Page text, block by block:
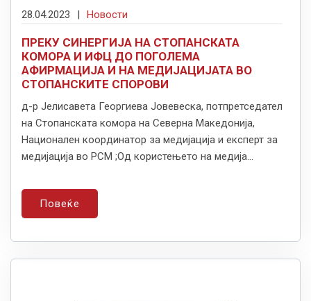
28.04.2023 Новости
ПРЕКУ СИНЕРГИЈА НА СТОПАНСКАТА
КОМОРА И ИФЦ ДО ПОГОЛЕМА
АФИРМАЦИЈА И НА МЕДИЈАЦИЈАТА ВО
СТОПАНСКИТЕ СПОРОВИ
д-р Јелисавета Георгиева Јовевеска, потпретседател
на Стопанската комора на Северна Македонија,
Национален координатор за медијација и експерт за
медијација во РСМ ;Од користењето на медија...
Повеќе